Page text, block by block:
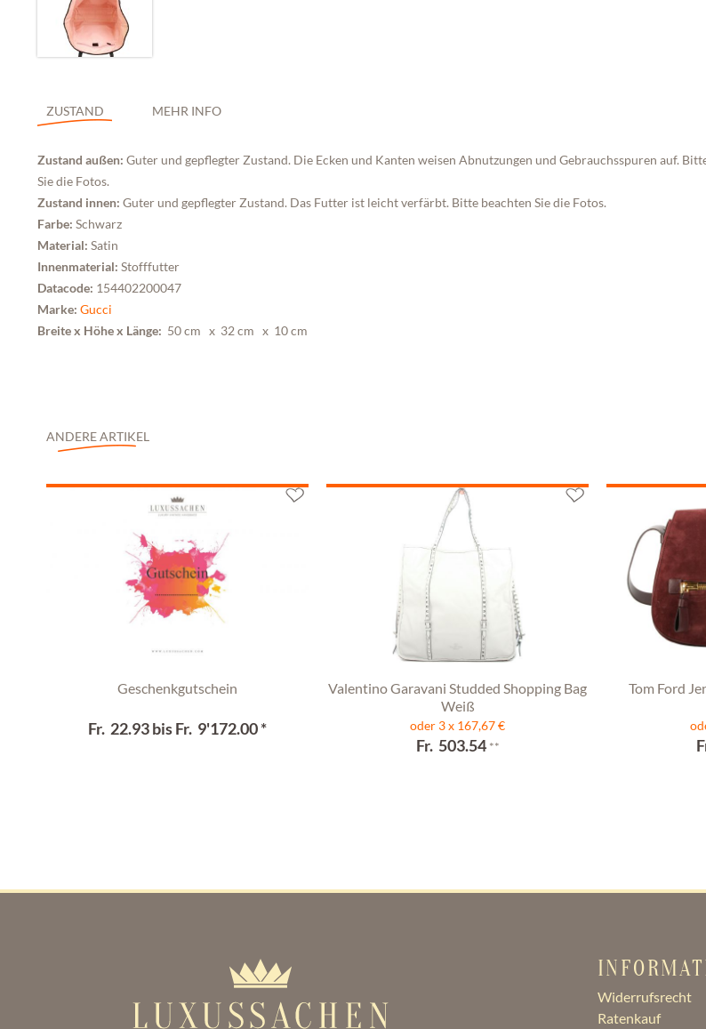
ZUSTAND MEHR INFO
Zustand außen: Guter und gepflegter Zustand. Die Ecken und Kanten weisen Abnutzungen und Gebrauchsspuren auf.
Sie die Fotos.
Zustand innen: Guter und gepflegter Zustand. Das Futter ist leicht verfärbt. Bitte beachten Sie die Fotos.
Farbe: Schwarz
Material: Satin
Innenmaterial: Stofffutter
Datacode: 154402200047
Marke: Gucci
Breite x Höhe x Länge: 50 cm x 32 cm x 10 cm
ANDERE ARTIKEL
Geschenkgutschein
Fr. 22.93 bis Fr. 9'172.00 *
Valentino Garavani Studded Shopping Bag
Weiß
oder 3 x 167,67 €
Fr. 503.54**
Tom Ford
Widerrufsrecht
Ratenkauf